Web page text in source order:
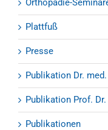
Orthopädie-
Plattfuß
Presse
Publikation Dr.
Publikation Prof.
Publikationen